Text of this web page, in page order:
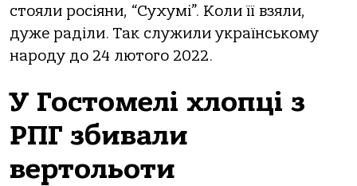
стояли росіяни, “Сухумі”. Коли її взяли,
дуже раділи. Так служили українському
народу до 24 лютого 2022.
У Гостомелі хлопці з
РПГ збивали
вертольоти